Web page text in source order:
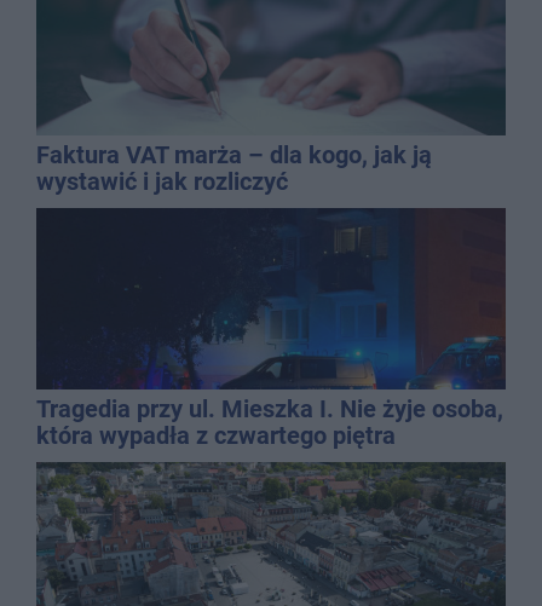
Faktura VAT marża – dla kogo, jak ją
wystawić i jak rozliczyć
Tragedia przy ul. Mieszka I. Nie żyje osoba,
która wypadła z czwartego piętra